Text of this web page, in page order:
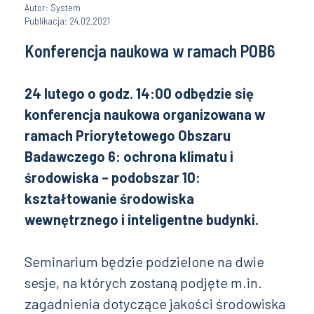
Autor: System
Publikacja: 24.02.2021
Konferencja naukowa w ramach POB6
24 lutego o godz. 14:00 odbędzie się
konferencja naukowa organizowana w
ramach Priorytetowego Obszaru
Badawczego 6: ochrona klimatu i
środowiska – podobszar 10:
kształtowanie środowiska
wewnętrznego i inteligentne budynki.
Seminarium będzie podzielone na dwie
sesje, na których zostaną podjęte m.in.
zagadnienia dotyczące jakości środowiska